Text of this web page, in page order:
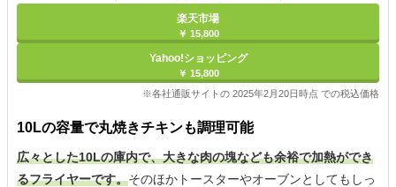
楽天市場
￥ 15,800
Yahoo!ショッピング
￥ 15,800
※各社通販サイトの 2025年2月20日時点 での税込価格
10Lの容量で丸焼きチキンも調理可能
広々とした10Lの庫内で、大きな肉の塊なども余裕で加熱ができ
るフライヤーです。そのほかトースターやオーブンとしてもしっ